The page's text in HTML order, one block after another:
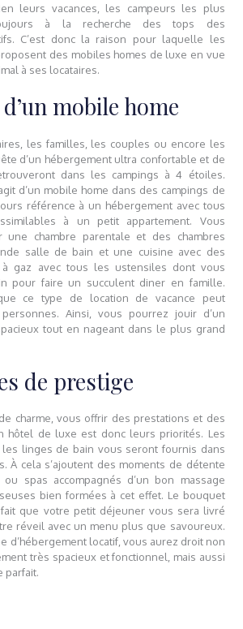
leurs vacances, les campeurs les plus
à la recherche des tops des
C’est donc la raison pour laquelle les
des mobiles homes de luxe en vue
à ses locataires.
mobile home
les familles, les couples ou encore les
d’un hébergement ultra confortable et de
dans les campings à 4 étoiles.
d’un mobile home dans des campings de
référence à un hébergement avec tous
à un petit appartement. Vous
une chambre parentale et des chambres
salle de bain et une cuisine avec des
gaz avec tous les ustensiles dont vous
pour faire un succulent diner en famille.
ce type de location de vacance peut
Ainsi, vous pourrez jouir d’un
tout en nageant dans le plus grand
de prestige
charme, vous offrir des prestations et des
hôtel de luxe est donc leurs priorités. Les
linges de bain vous seront fournis dans
À cela s’ajoutent des moments de détente
spas accompagnés d’un bon massage
bien formées à cet effet. Le bouquet
que votre petit déjeuner vous sera livré
réveil avec un menu plus que savoureux.
d’hébergement locatif, vous aurez droit non
très spacieux et fonctionnel, mais aussi
parfait.